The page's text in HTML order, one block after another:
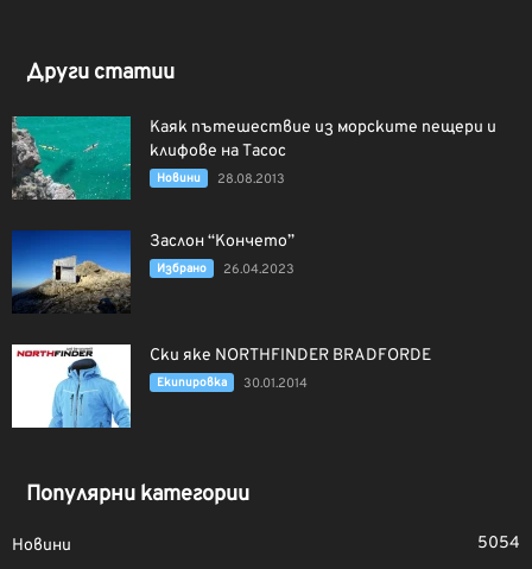
Други статии
Каяк пътешествие из морските пещери и
клифове на Тасос
Новини 28.08.2013
Заслон “Кончето”
Избрано 26.04.2023
Ски яке NORTHFINDER BRADFORDE
Екипировка 30.01.2014
Популярни категории
Новини
5054